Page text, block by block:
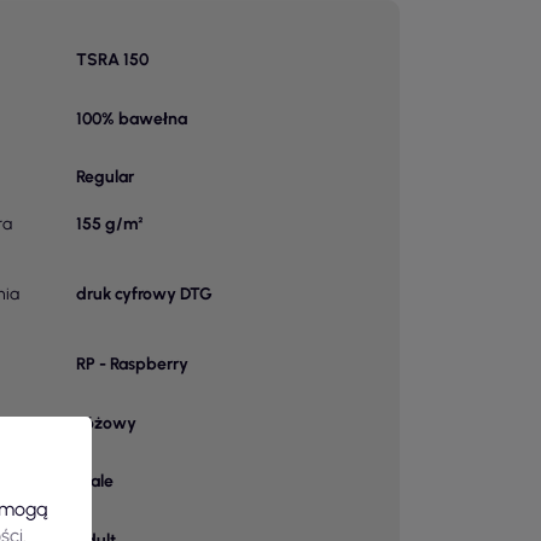
TSRA 150
100% bawełna
Regular
155 g/m²
druk cyfrowy DTG
RP - Raspberry
Różowy
male